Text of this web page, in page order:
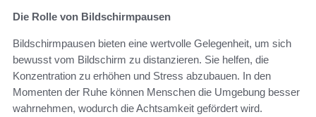
Die Rolle von Bildschirmpausen
Bildschirmpausen bieten eine wertvolle Gelegenheit, um sich
bewusst vom Bildschirm zu distanzieren. Sie helfen, die
Konzentration zu erhöhen und Stress abzubauen. In den
Momenten der Ruhe können Menschen die Umgebung besser
wahrnehmen, wodurch die Achtsamkeit gefördert wird.